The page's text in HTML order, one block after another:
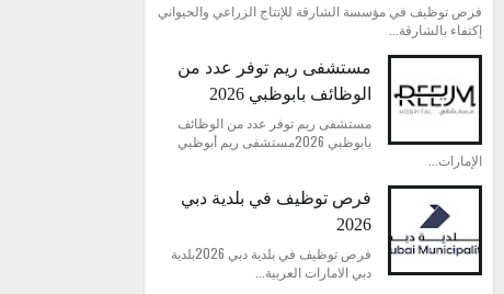
فرص توظيف في مؤسسة الشارقة للإنتاج الزراعي والحيواني
إكتفاء بالشارقة...
مستشفى ريم توفر عدد من
الوظائف بابوظبي 2026
مستشفى ريم توفر عدد من الوظائف
بابوظبي 2026مستشفى ريم أبوظبي
الإمارات...
فرص توظيف في بلدية دبي
2026
فرص توظيف في بلدية دبي 2026بلدية
دبي الامارات العربية...